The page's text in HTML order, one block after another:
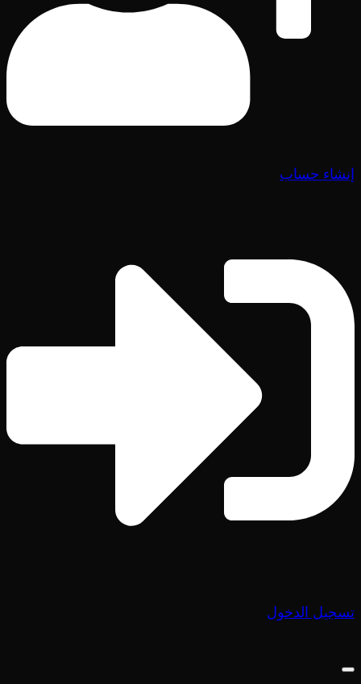
إنشاء حساب
تسجيل الدخول